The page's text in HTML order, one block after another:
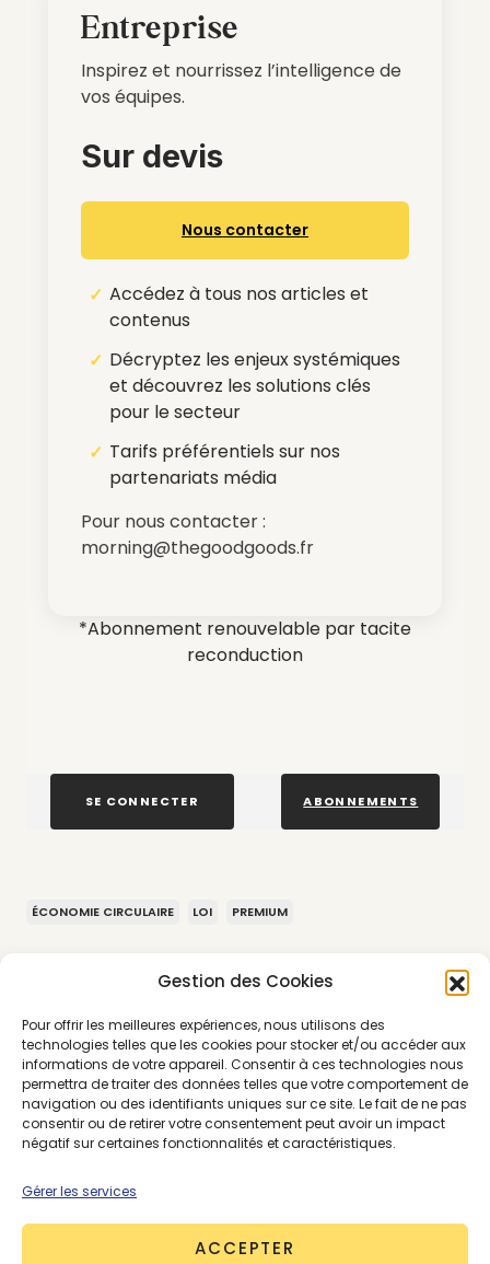
Gestion des Cookies
Pour offrir les meilleures expériences, nous utilisons des
technologies telles que les cookies pour stocker et/ou accéder aux
informations de votre appareil. Consentir à ces technologies nous
permettra de traiter des données telles que votre comportement de
navigation ou des identifiants uniques sur ce site. Le fait de ne pas
consentir ou de retirer votre consentement peut avoir un impact
négatif sur certaines fonctionnalités et caractéristiques.
Gérer les services
ACCEPTER
Entreprise
Inspirez et nourrissez l’intelligence de
vos équipes.
Sur devis
Nous contacter
Accédez à tous nos articles et
contenus
Décryptez les enjeux systémiques
et découvrez les solutions clés
pour le secteur
Tarifs préférentiels sur nos
partenariats média
Pour nous contacter :
morning@thegoodgoods.fr
*Abonnement renouvelable par tacite
reconduction
SE CONNECTER ABONNEMENTS
ÉCONOMIE CIRCULAIRE LOI PREMIUM